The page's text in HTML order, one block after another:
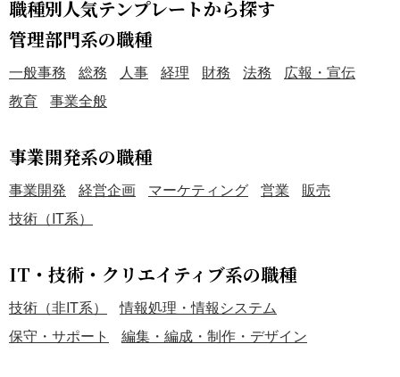
職種別人気テンプレートから探す
管理部門系の職種
一般事務 総務 人事 経理 財務 法務
広報・宣伝
教育
事業全般
事業開発系の職種
事業開発 経営企画 マーケティング 営業
販売
技術（IT系）
IT・技術・クリエイティブ系の職種
技術（非IT系）
情報処理・情報システム
保守・サポート
編集・編成・制作・デザイン